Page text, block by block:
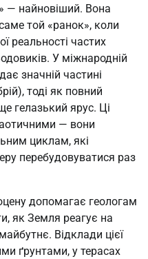
— найновіший. Вона
той «ранок», коли
реальності частих
У міжнародній
значній частині
тоді як повний
гелазький ярус. Ці
— вони
циклам, які
перебудовуватися раз
допомагає геологам
як Земля реагує на
Відклади цієї
ґрунтами, у терасах